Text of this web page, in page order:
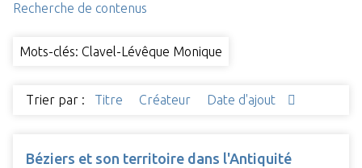
Recherche de contenus
Mots-clés: Clavel-Lévêque Monique
Trier par : Titre Créateur Date d'ajout
Béziers et son territoire dans l'Antiquité